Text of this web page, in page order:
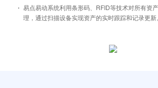
易点易动系统利用条形码、RFID等技术对所有资
理，通过扫描设备实现资产的实时跟踪和记录更新。